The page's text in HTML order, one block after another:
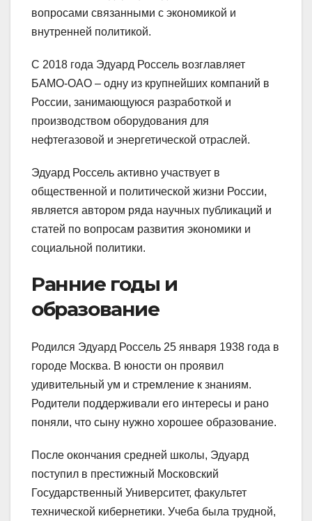
вопросами связанными с экономикой и
внутренней политикой.
С 2018 года Эдуард Россель возглавляет
БАМО-ОАО – одну из крупнейших компаний в
России, занимающуюся разработкой и
производством оборудования для
нефтегазовой и энергетической отраслей.
Эдуард Россель активно участвует в
общественной и политической жизни России,
является автором ряда научных публикаций и
статей по вопросам развития экономики и
социальной политики.
Ранние годы и
образование
Родился Эдуард Россель 25 января 1938 года в
городе Москва. В юности он проявил
удивительный ум и стремление к знаниям.
Родители поддерживали его интересы и рано
поняли, что сыну нужно хорошее образование.
После окончания средней школы, Эдуард
поступил в престижный Московский
Государственный Университет, факультет
технической кибернетики. Учеба была трудной,